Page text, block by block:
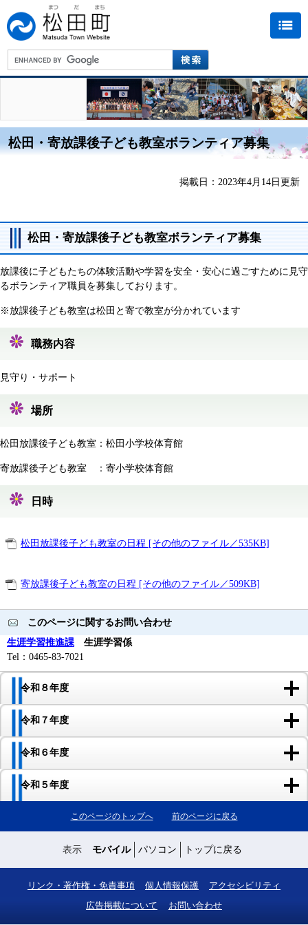
松田・寄放課後子ども教室ボランティア募集
掲載日：2023年4月14日更新
松田・寄放課後子ども教室ボランティア募集
放課後に子どもたちの体験活動や学習を安全・安心に過ごすために見守
るボランティア職員を募集しております。
※放課後子ども教室は松田と寄で教室が分かれています
職務内容
見守り・サポート
場所
松田放課後子ども教室：松田小学校体育館
寄放課後子ども教室 ：寄小学校体育館
日時
松田放課後子ども教室の日程 [その他のファイル／535KB]
寄放課後子ども教室の日程 [その他のファイル／509KB]
このページに関するお問い合わせ
生涯学習推進課生涯学習係
Tel：0465-83-7021
令和８年度
令和７年度
令和６年度
令和５年度
このページのトップへ 前のページに戻る
表示 モバイル パソコン トップに戻る
リンク・著作権・免責事項 個人情報保護
アクセシビリティ
広告掲載について
お問い合わせ